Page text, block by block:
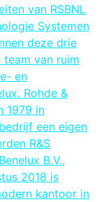
van RSBNL
Systemen
deze drie
van ruim
en
Rohde &
1979 in
een eigen
R&S
B.V.,
2018 is
kantoor in